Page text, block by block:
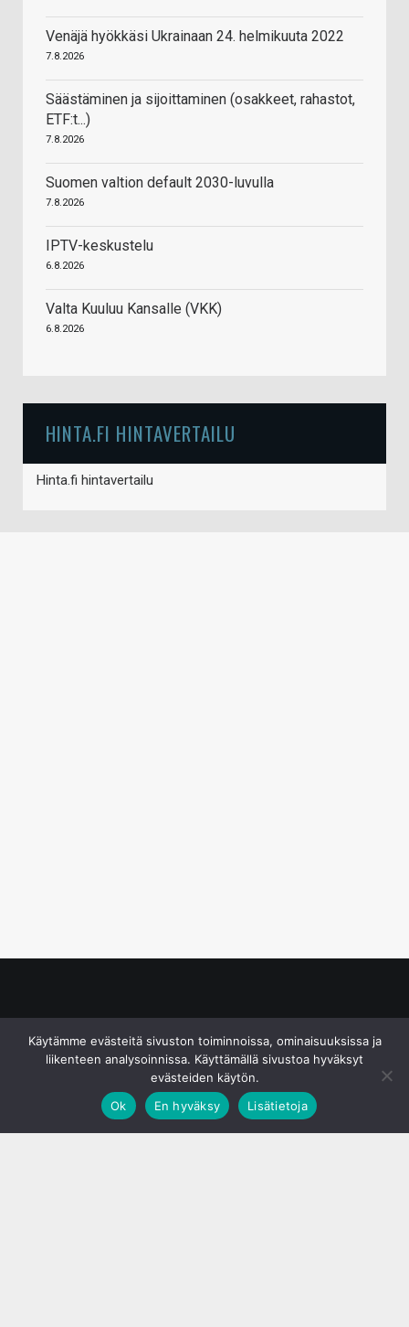
Venäjä hyökkäsi Ukrainaan 24. helmikuuta 2022
7.8.2026
Säästäminen ja sijoittaminen (osakkeet, rahastot,
ETF:t...)
7.8.2026
Suomen valtion default 2030-luvulla
7.8.2026
IPTV-keskustelu
6.8.2026
Valta Kuuluu Kansalle (VKK)
6.8.2026
HINTA.FI HINTAVERTAILU
Hinta.fi hintavertailu
Käytämme evästeitä sivuston toiminnoissa, ominaisuuksissa ja
liikenteen analysoinnissa. Käyttämällä sivustoa hyväksyt
evästeiden käytön.
Ok
En hyväksy Lisätietoja